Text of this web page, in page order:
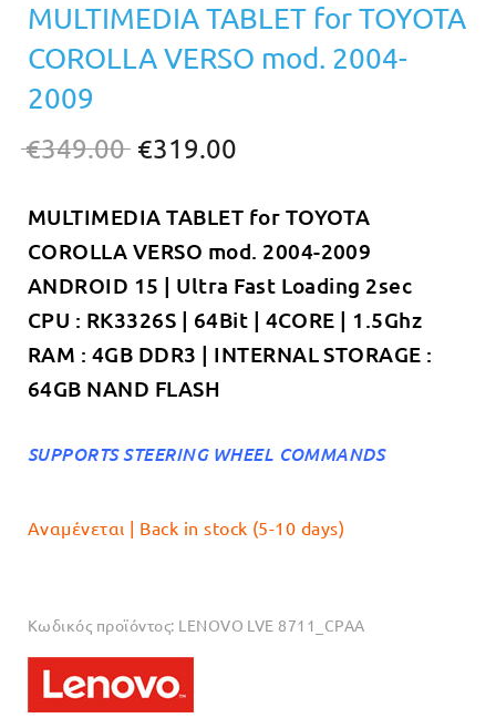
MULTIMEDIA TABLET for TOYOTA
COROLLA VERSO mod. 2004-
2009
€349.00 Original
was:
€349.00.
€319.00
τιμή
είναι:
€319.00.
MULTIMEDIA TABLET for TOYOTA
COROLLA VERSO mod. 2004-2009
ANDROID 15 | Ultra Fast Loading 2sec
CPU : RK3326S | 64Bit | 4CORE | 1.5Ghz
RAM : 4GB DDR3 | INTERNAL STORAGE :
64GB NAND FLASH
SUPPORTS STEERING WHEEL COMMANDS
Αναμένεται | Back in stock (5-10 days)
Κωδικός προϊόντος: LENOVO LVE 8711_CPAA